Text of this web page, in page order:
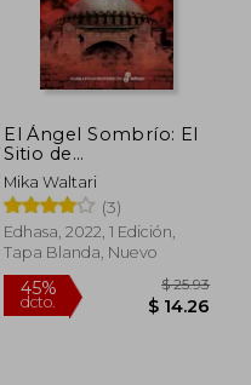
El Ángel Sombrío: El
Sitio de
Constantinopla
(Narrativas Históricas)
Mika Waltari
(3)
Edhasa, 2022, 1 Edición,
Tapa Blanda, Nuevo